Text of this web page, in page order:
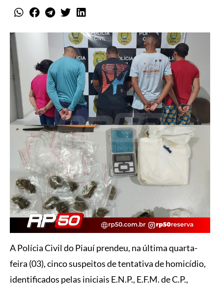
A Polícia Civil do Piauí prendeu, na última quarta-
feira (03), cinco suspeitos de tentativa de homicídio,
identificados pelas iniciais E.N.P., E.F.M. de C.P.,